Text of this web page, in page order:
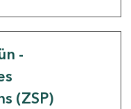
-
(ZSP)